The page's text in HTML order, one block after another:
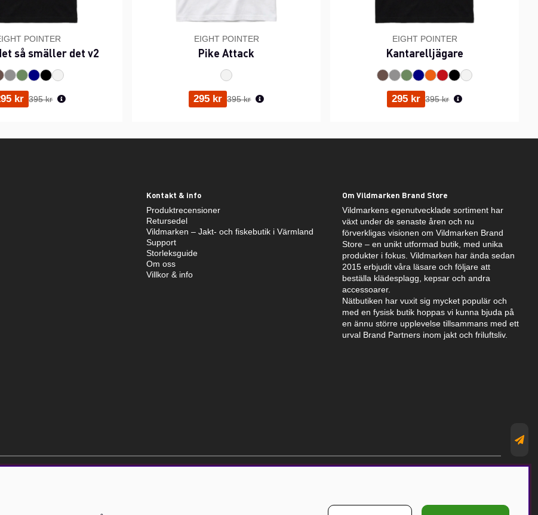
POINTER
så smäller det v2
kr Ordinarie pris:
395 kr
EIGHT POINTER
Pike Attack
295 kr Ordinarie pris:
395 kr
EIGHT POINTER
Kantarelljägare
295 kr Ordinarie pris:
395 kr
Kontakt & info
Produktrecensioner
Retursedel
Vildmarken – Jakt- och fiskebutik i Värmland
Support
Storleksguide
Om oss
Villkor & info
Om Vildmarken Brand Store
Vildmarkens egenutvecklade sortiment har
växt under de senaste åren och nu
förverkligas visionen om Vildmarken Brand
Store – en unikt utformad butik, med unika
produkter i fokus. Vildmarken har ända sedan
2015 erbjudit våra läsare och följare att
beställa klädesplagg, kepsar och andra
accessoarer.
Nätbutiken har vuxit sig mycket populär och
med en fysisk butik hoppas vi kunna bjuda på
en ännu större upplevelse tillsammans med ett
urval Brand Partners inom jakt och friluftsliv.